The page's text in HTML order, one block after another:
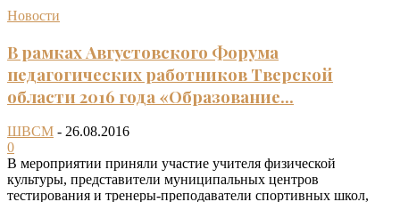
Новости
В рамках Августовского Форума
педагогических работников Тверской
области 2016 года «Образование...
ШВСМ - 26.08.2016
0
В мероприятии приняли участие учителя физической
культуры, представители муниципальных центров
тестирования и тренеры-преподаватели спортивных школ,